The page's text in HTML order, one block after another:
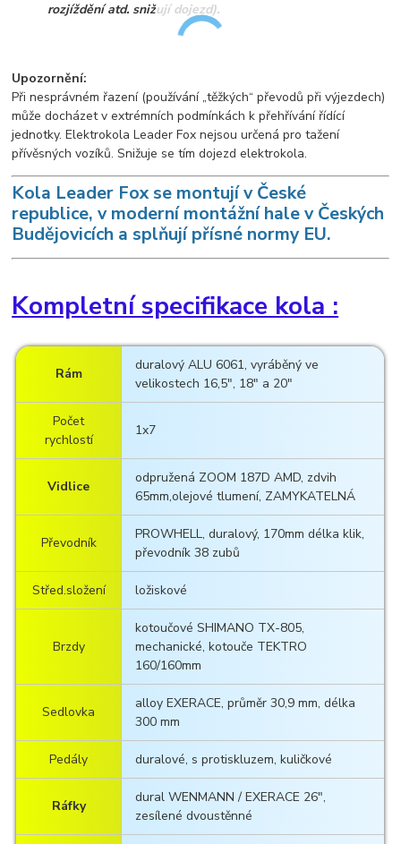
rozjíždění atd. snižují dojezd).
Upozornění:
Při nesprávném řazení (používání „těžkých“ převodů při výjezdech)
může docházet v extrémních podmínkách k přehřívání řídící
jednotky. Elektrokola Leader Fox nejsou určená pro tažení
přívěsných vozíků. Snižuje se tím dojezd elektrokola.
Kola Leader Fox se montují v České
republice, v moderní montážní hale v Českých
Budějovicích a splňují přísné normy EU.
Kompletní specifikace kola :
Rám
duralový ALU 6061, vyráběný ve
velikostech 16,5", 18" a 20"
Počet
rychlostí
1x7
Vidlice
odpružená ZOOM 187D AMD, zdvih
65mm,olejové tlumení, ZAMYKATELNÁ
Převodník
PROWHELL, duralový, 170mm délka klik,
převodník 38 zubů
Střed.složení ložiskové
Brzdy
kotoučové SHIMANO TX-805,
mechanické, kotouče TEKTRO
160/160mm
Sedlovka
alloy EXERACE, průměr 30,9 mm, délka
300 mm
Pedály duralové, s protiskluzem, kuličkové
Ráfky
dural WENMANN / EXERACE 26",
zesílené dvoustěnné